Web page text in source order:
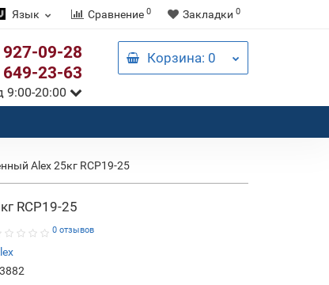
Язык Сравнение 0 Закладки 0
927-09-28
649-23-63
9:00-20:00
Корзина: 0
Alex 25кг RCP19-25
RCP19-25
0 отзывов